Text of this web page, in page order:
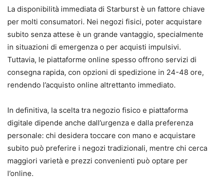
La disponibilità immediata di Starburst è un fattore chiave
per molti consumatori. Nei negozi fisici, poter acquistare
subito senza attese è un grande vantaggio, specialmente
in situazioni di emergenza o per acquisti impulsivi.
Tuttavia, le piattaforme online spesso offrono servizi di
consegna rapida, con opzioni di spedizione in 24-48 ore,
rendendo l’acquisto online altrettanto immediato.
In definitiva, la scelta tra negozio fisico e piattaforma
digitale dipende anche dall’urgenza e dalla preferenza
personale: chi desidera toccare con mano e acquistare
subito può preferire i negozi tradizionali, mentre chi cerca
maggiori varietà e prezzi convenienti può optare per
l’online.